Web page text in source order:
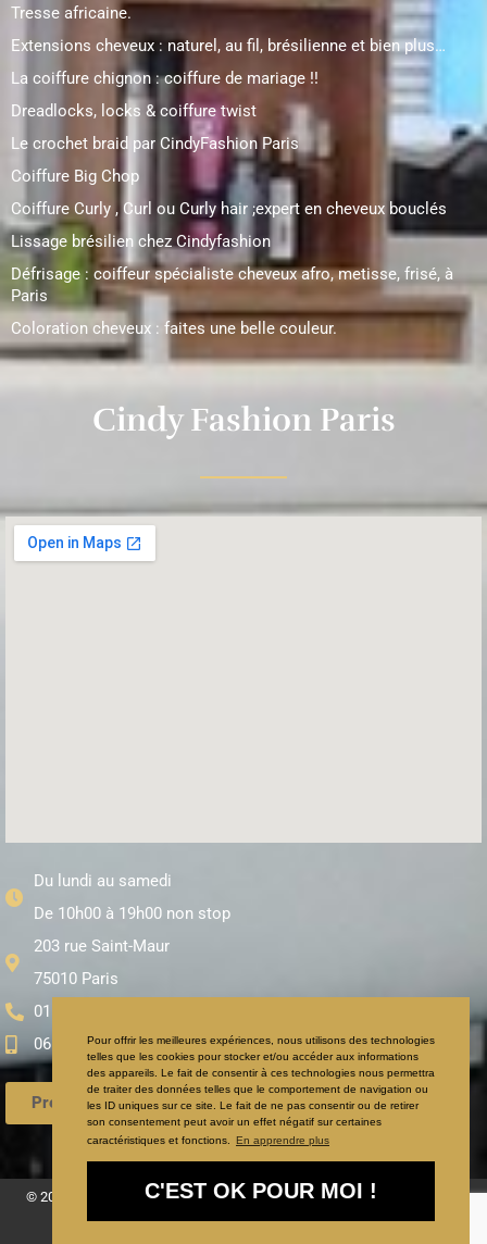
Pour offrir les meilleures expériences, nous utilisons des technologies
telles que les cookies pour stocker et/ou accéder aux informations
des appareils. Le fait de consentir à ces technologies nous permettra
de traiter des données telles que le comportement de navigation ou
les ID uniques sur ce site. Le fait de ne pas consentir ou de retirer
son consentement peut avoir un effet négatif sur certaines
caractéristiques et fonctions.
En apprendre plus
C'EST OK POUR MOI !
Tresse africaine.
Extensions cheveux : naturel, au fil, brésilienne et bien plus…
La coiffure chignon : coiffure de mariage !!
Dreadlocks, locks & coiffure twist
Le crochet braid par CindyFashion Paris
Coiffure Big Chop
Coiffure Curly , Curl ou Curly hair ;expert en cheveux bouclés
Lissage brésilien chez Cindyfashion
Défrisage : coiffeur spécialiste cheveux afro, metisse, frisé, à
Paris
Coloration cheveux : faites une belle couleur.
Cindy Fashion Paris
Du lundi au samedi
De 10h00 à 19h00 non stop
203 rue Saint-Maur
75010 Paris
01 71 97 65 95
06 59 12 85 45
Prendre Rendez-vous
© 2025 Coiffeur visagiste afro antillais Paris : le meilleur choix pour vos